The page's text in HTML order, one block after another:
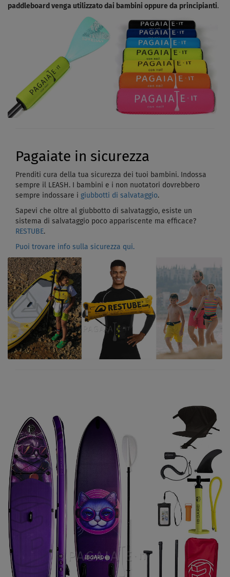
paddleboard venga utilizzato dai bambini oppure da principianti.
Pagaiate in sicurezza
Prenditi cura della tua sicurezza dei tuoi bambini. Indossa
sempre il LEASH. I bambini e i non nuotatori dovrebbero
sempre indossare i giubbotti di salvataggio.
Sapevi che oltre al giubbotto di salvataggio, esiste un
sistema di salvataggio poco appariscente ma efficace?
RESTUBE.
Puoi trovare info sulla sicurezza qui.